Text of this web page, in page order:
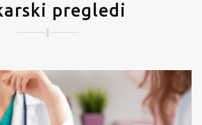
pregledi